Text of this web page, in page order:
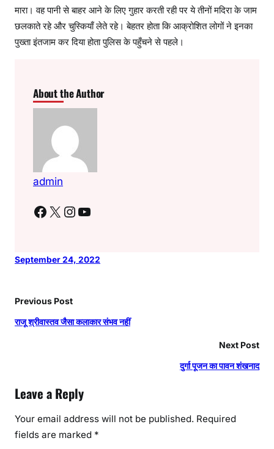
मारा। वह पानी से बाहर आने के लिए गुहार करती रही पर ये तीनों मदिरा के जाम
छलकाते रहे और चुस्कियाँ लेते रहे। बेहतर होता कि आक्रोशित लोगों ने इनका
पुख्ता इंतजाम कर दिया होता पुलिस के पहुँचने से पहले।
About the Author
admin
Facebook X Instagram YouTube
September 24, 2022
Previous Post
राजू श्रीवास्तव जैसा कलाकार संभव नहीं
Next Post
दुर्गा पूजन का पावन शंखनाद
Leave a Reply
Your email address will not be published. Required
fields are marked *